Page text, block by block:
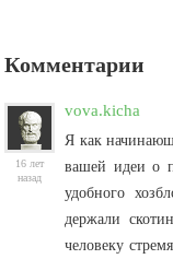
Комментарии
16 лет
назад
vova.kicha
Я как
вашей идеи о
удобного
держали
человеку